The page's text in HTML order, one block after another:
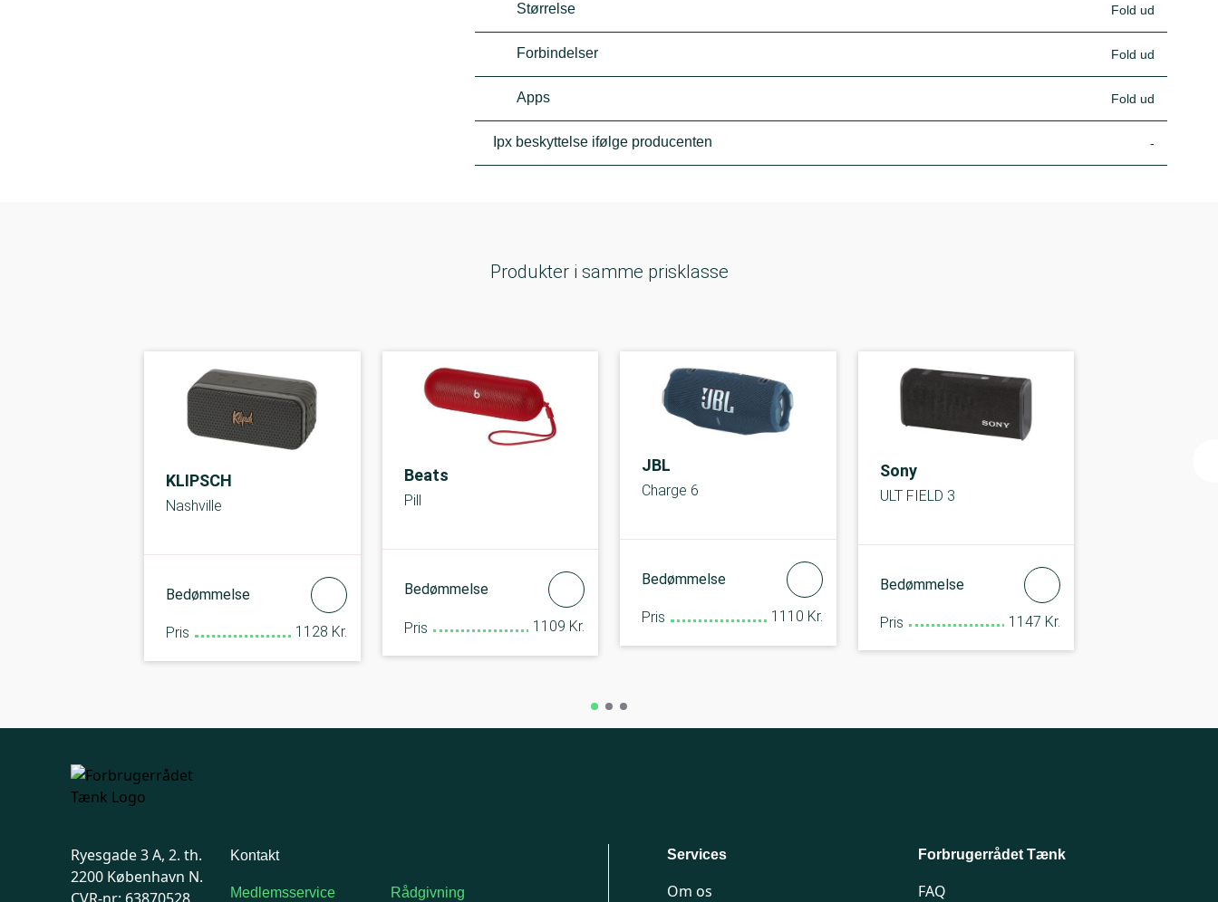
Størrelse Fold ud
Forbindelser Fold ud
Apps Fold ud
Ipx beskyttelse ifølge producenten -
Produkter i samme prisklasse
KLIPSCH
Nashville
Bedømmelse
Pris 1128 Kr.
Beats
Pill
Bedømmelse
Pris 1109 Kr.
JBL
Charge 6
Bedømmelse
Pris 1110 Kr.
Sony
ULT FIELD 3
Bedømmelse
Pris 1147 Kr.
Ryesgade 3 A, 2. th.
2200 København N.
Kontakt
Medlemsservice Rådgivning
Services
Om os
Forbrugerrådet Tænk
FAQ